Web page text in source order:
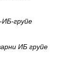
групе
ИБ групе